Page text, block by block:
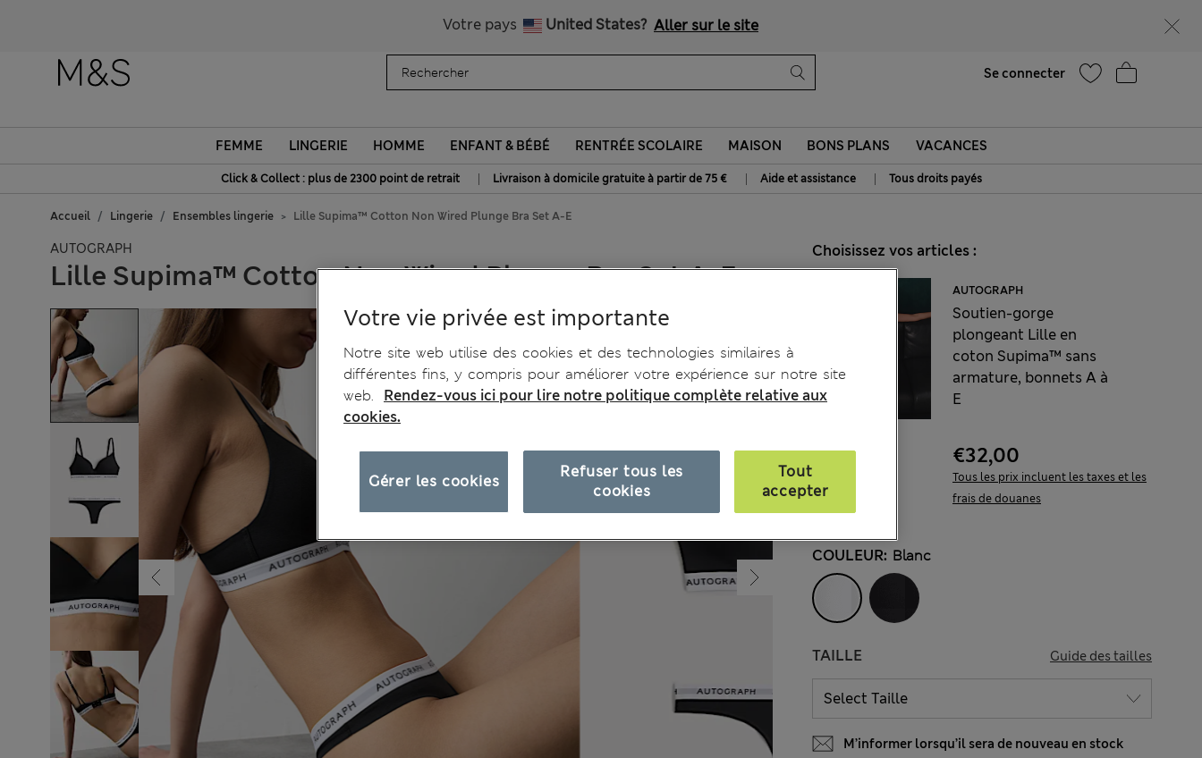
Votre pays United States? Aller sur le site
Se connecter
FEMME LINGERIE HOMME ENFANT & BÉBÉ RENTRÉE SCOLAIRE MAISON BONS PLANS VACANCES
Click & Collect : plus de 2300 point de retrait | Livraison à domicile gratuite à partir de 75 € | Aide et assistance | Tous droits payés
Accueil Lingerie Ensembles lingerie Lille Supima™ Cotton Non Wired Plunge Bra Set A-E
AUTOGRAPH
Lille Supima™ Cotton Non Wired Plunge Bra Set A-E
Choisissez vos articles :
AUTOGRAPH
Soutien-gorge
plongeant Lille en
coton Supima™ sans
armature, bonnets A à
E
€32,00
Tous les prix incluent les taxes et les
frais de douanes
COULEUR: Blanc
TAILLE Guide des tailles
M’informer lorsqu’il sera de nouveau en stock
Votre vie privée est importante
Notre site web utilise des cookies et des technologies similaires à
différentes fins, y compris pour améliorer votre expérience sur notre site
web.
Rendez-vous ici pour lire notre politique complète relative aux
cookies.
Refuser tous les
cookies
Tout
accepter
Gérer les cookies